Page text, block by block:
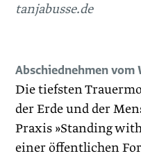
tanjabusse.de
Abschiednehmen vom
Die tiefsten
der Erde und der
Praxis »Standing
einer öffentlichen